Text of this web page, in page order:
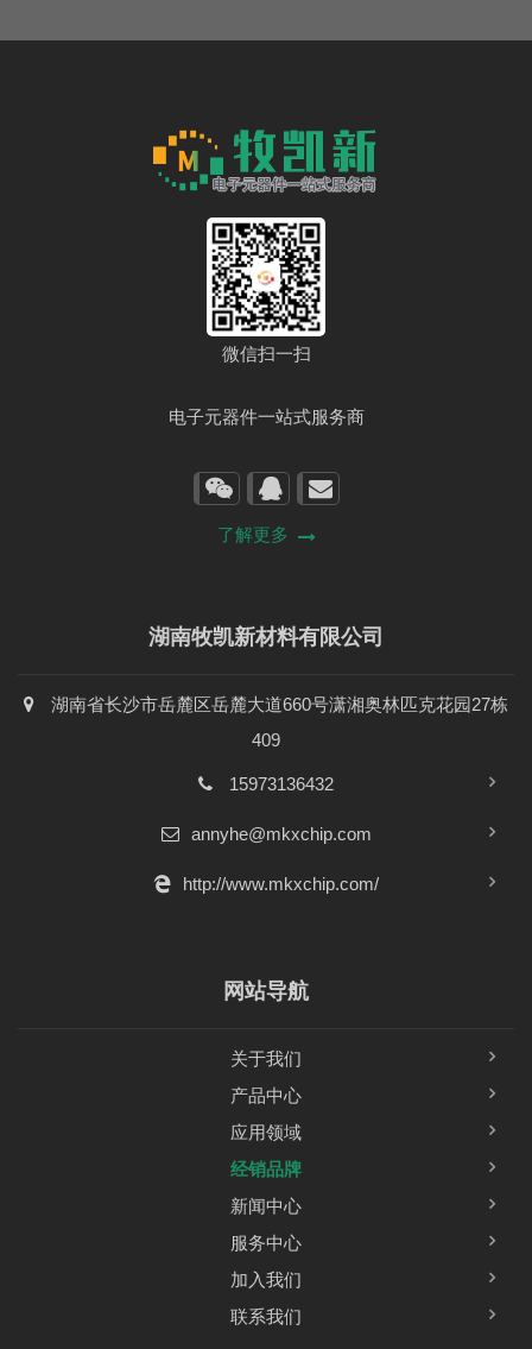
微信扫一扫
电子元器件一站式服务商
了解更多
湖南牧凯新材料有限公司
湖南省长沙市岳麓区岳麓大道660号潇湘奥林匹克花园27栋
409
15973136432
annyhe@mkxchip.com
http://www.mkxchip.com/
网站导航
关于我们
产品中心
应用领域
经销品牌
新闻中心
服务中心
加入我们
联系我们